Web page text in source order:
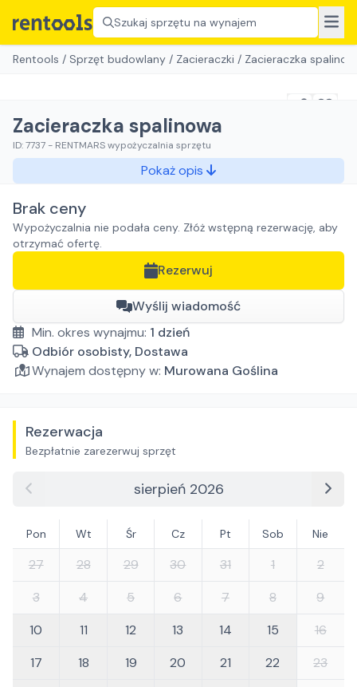
Szukaj sprzętu na wynajem
Rentools / Sprzęt budowlany / Zacieraczki / Zacieraczka
Zacieraczka spalinowa
ID:7737 - RENTMARS wypożyczalnia sprzętu
Pokaż opis
Brak ceny
Wypożyczalnia nie podała ceny. Złóż wstępną rezerwację, aby
otrzymać ofertę.
Rezerwuj
Wyślij wiadomość
Min. okres wynajmu: 1 dzień
Odbiór osobisty, Dostawa
Wynajem dostępny w: Murowana Goślina
Rezerwacja
Bezpłatnie zarezerwuj sprzęt
sierpień 2026
Pon Wt Śr Cz Pt Sob Nie
27 28 29 30 31 1
2
3
4 5 6 7 8
9
10
11 12 13 14 15
16
17
18 19 20 21 22
23